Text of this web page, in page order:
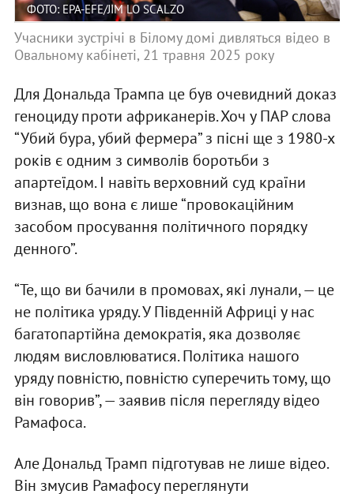
ФОТО: EPA-EFE/JIM LO SCALZO
Учасники зустрічі в Білому домі дивляться відео в
Овальному кабінеті, 21 травня 2025 року
Для Дональда Трампа це був очевидний доказ
геноциду проти африканерів. Хоч у ПАР слова
“Убий бура, убий фермера” з пісні ще з 1980-х
років є одним з символів боротьби з
апартеїдом. І навіть верховний суд країни
визнав, що вона є лише “провокаційним
засобом просування політичного порядку
денного”.
“Те, що ви бачили в промовах, які лунали, — це
не політика уряду. У Південній Африці у нас
багатопартійна демократія, яка дозволяє
людям висловлюватися. Політика нашого
уряду повністю, повністю суперечить тому, що
він говорив”, — заявив після перегляду відео
Рамафоса.
Але Дональд Трамп підготував не лише відео.
Він змусив Рамафосу переглянути